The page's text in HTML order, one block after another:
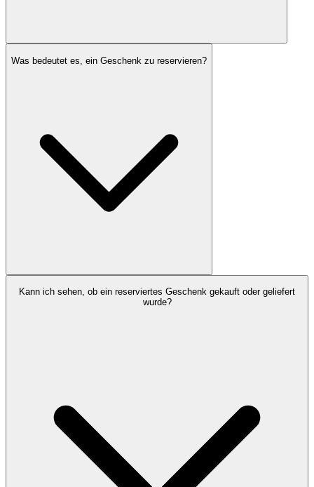
Was bedeutet es, ein Geschenk zu reservieren?
Kann ich sehen, ob ein reserviertes Geschenk gekauft oder geliefert
wurde?